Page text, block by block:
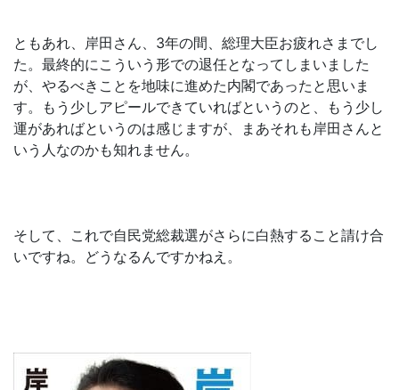
ともあれ、岸田さん、3年の間、総理大臣お疲れさまでし
た。最終的にこういう形での退任となってしまいました
が、やるべきことを地味に進めた内閣であったと思いま
す。もう少しアピールできていればというのと、もう少し
運があればというのは感じますが、まあそれも岸田さんと
いう人なのかも知れません。
そして、これで自民党総裁選がさらに白熱すること請け合
いですね。どうなるんですかねえ。